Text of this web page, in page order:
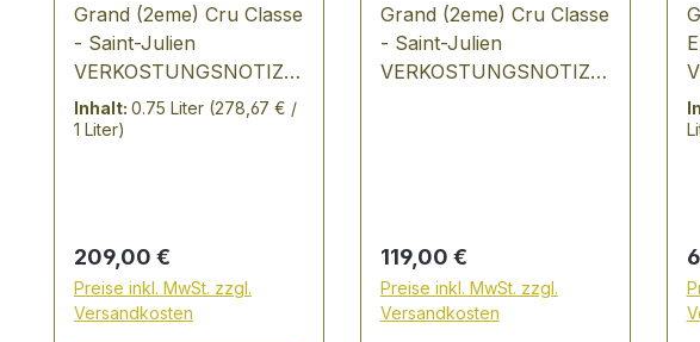
Grand (2eme) Cru Classe
- Saint-Julien
VERKOSTUNGSNOTIZ:
tiefes, dunkles Granatrot
mit violetten
Korinthe, schwarze
Früchte und Edelhölzer
trinkbar 2015-2034
Inhalt: 0.75 Liter (278,67 € /
1 Liter)
Regulärer Preis:
209,00 €
Preise inkl. MwSt. zzgl.
Versandkosten
Grand (2eme) Cru Classe
- Saint-Julien
VERKOSTUNGSNOTIZ:
Regulärer Preis:
119,00 €
Preise inkl. MwSt. zzgl.
Versandkosten